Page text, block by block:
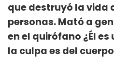
que destruyó la vida
personas. Mató a
en el quirófano ¿Él
la culpa es del